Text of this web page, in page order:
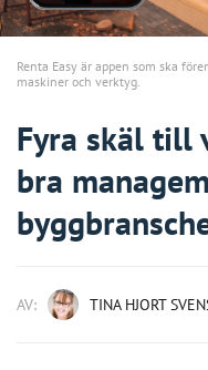
Renta Easy är appen som ska
maskiner och verktyg.
Fyra skäl till
bra
AV: TINA HJORT